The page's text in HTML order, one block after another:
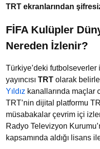
TRT ekranlarından
FİFA Kulüpler
Nereden İzlenir?
Türkiye’deki futbolseverler
yayıncısı TRT olarak
Yıldız kanallarında maçlar
TRT’nin dijital platformu
müsabakalar çevrim içi
Radyo Televizyon
kapsamında aldığı lisans